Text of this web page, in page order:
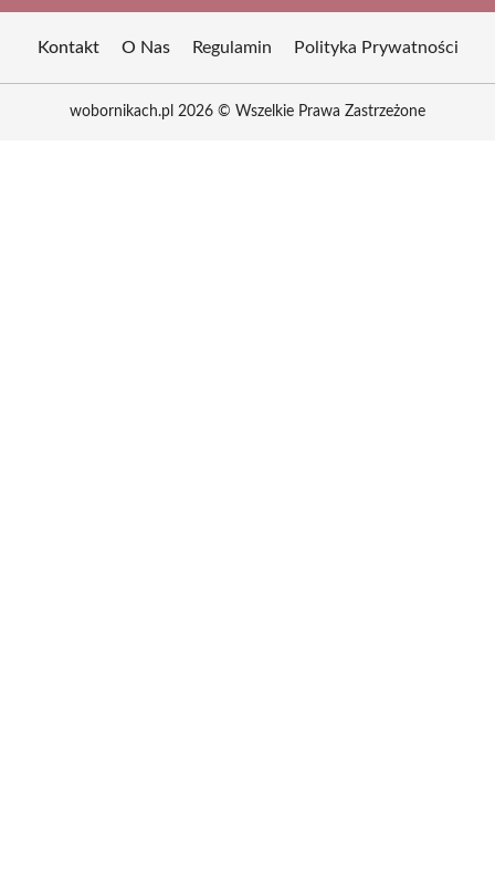
Kontakt O Nas Regulamin Polityka Prywatności
wobornikach.pl 2026 © Wszelkie Prawa Zastrzeżone